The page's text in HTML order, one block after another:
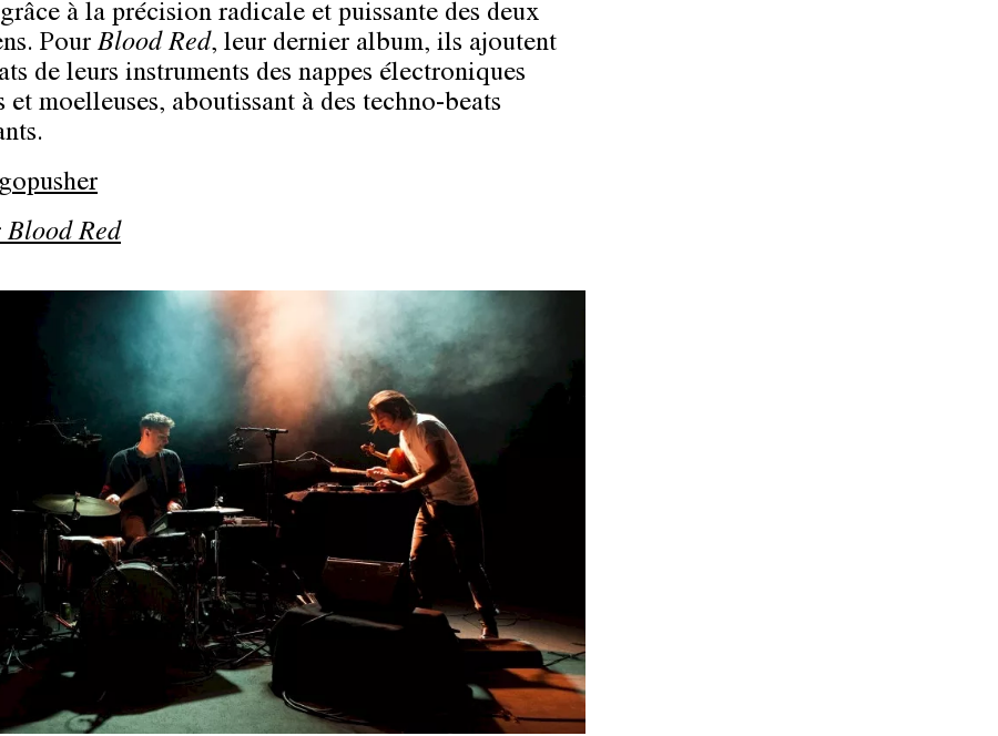
à la précision radicale et puissante des deux
Pour Blood Red, leur dernier album, ils ajoutent
de leurs instruments des nappes électroniques
et moelleuses, aboutissant à des techno-beats
Blood Red